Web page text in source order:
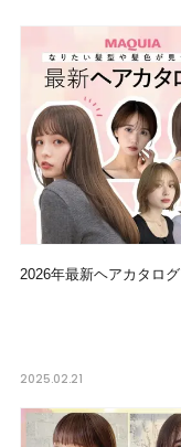
2026年最新ヘアカタログ
2025.02.21